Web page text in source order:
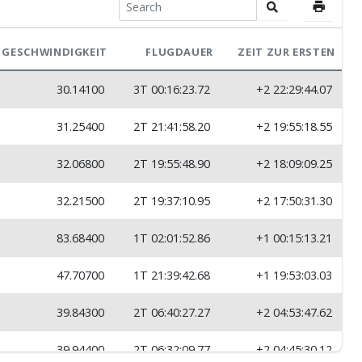
GESCHWINDIGKEIT FLUGDAUER ZEIT ZUR ERSTEN
30.14100 3T 00:16:23.72 +2 22:29:44.07
31.25400 2T 21:41:58.20 +2 19:55:18.55
32.06800 2T 19:55:48.90 +2 18:09:09.25
32.21500 2T 19:37:10.95 +2 17:50:31.30
83.68400 1T 02:01:52.86 +1 00:15:13.21
47.70700 1T 21:39:42.68 +1 19:53:03.03
39.84300 2T 06:40:27.27 +2 04:53:47.62
39.94400 2T 06:32:09.77 +2 04:45:30.12